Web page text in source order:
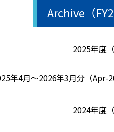
Archive（
2025年度（
年4月～2026年3月分（Apr-
2024年度（